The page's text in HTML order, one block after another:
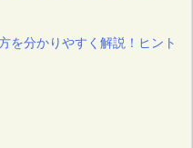
を分かりやすく解説！ヒント